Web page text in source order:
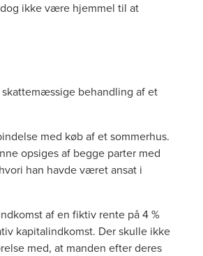
ikke være hjemmel til at
behandling af et
med køb af et sommerhus.
opsiges af begge parter med
han havde været ansat i
af en fiktiv rente på 4 %
kapitalindkomst. Der skulle ikke
med, at manden efter deres